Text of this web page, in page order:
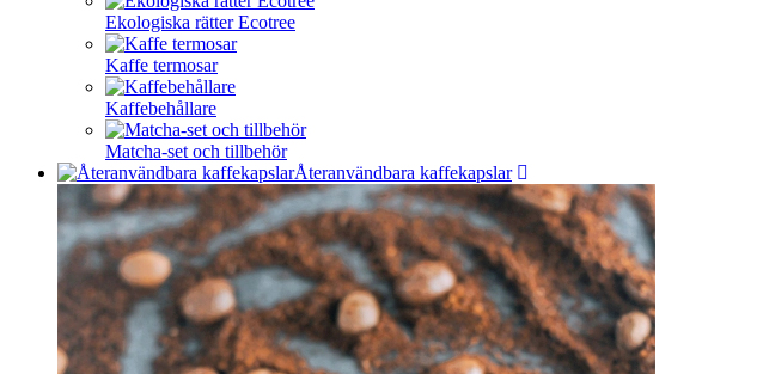
Ekologiska rätter Ecotree
Kaffe termosar
Kaffebehållare
Matcha-set och tillbehör
Återanvändbara kaffekapslar